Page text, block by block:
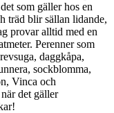
som gäller hos en
träd blir sällan lidande,
provar alltid med en
Perenner som
daggkåpa,
sockblomma,
Vinca och
det gäller